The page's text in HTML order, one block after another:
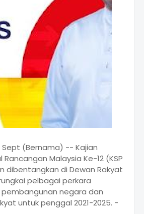
Sept (Bernama) -- Kajian
Malaysia Ke-12 (KSP
dibentangkan di Dewan Rakyat
pelbagai perkara
negara dan
untuk penggal 2021-2025. -